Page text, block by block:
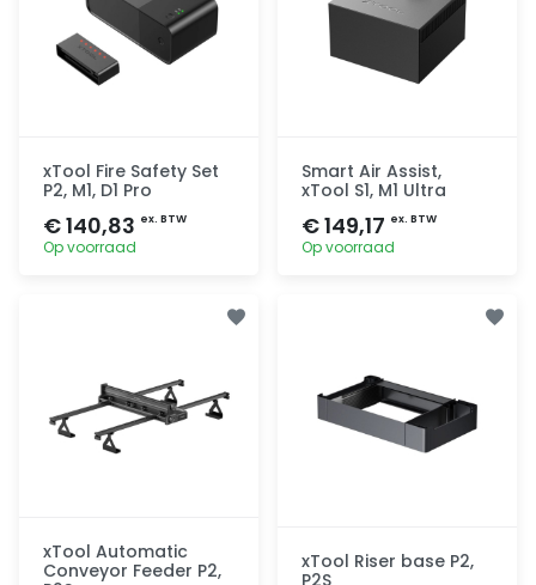
xTool Fire Safety Set
P2, M1, D1 Pro
€ 140,83 ex. BTW
Op voorraad
Smart Air Assist,
xTool S1, M1 Ultra
€ 149,17 ex. BTW
Op voorraad
xTool Automatic
Conveyor Feeder P2,
xTool Riser base P2,
P2S